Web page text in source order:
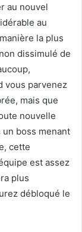
au nouvel
au
la plus
dissimulé de
vous parvenez
mais que
nouvelle
boss menant
cette
est assez
plus
débloqué le